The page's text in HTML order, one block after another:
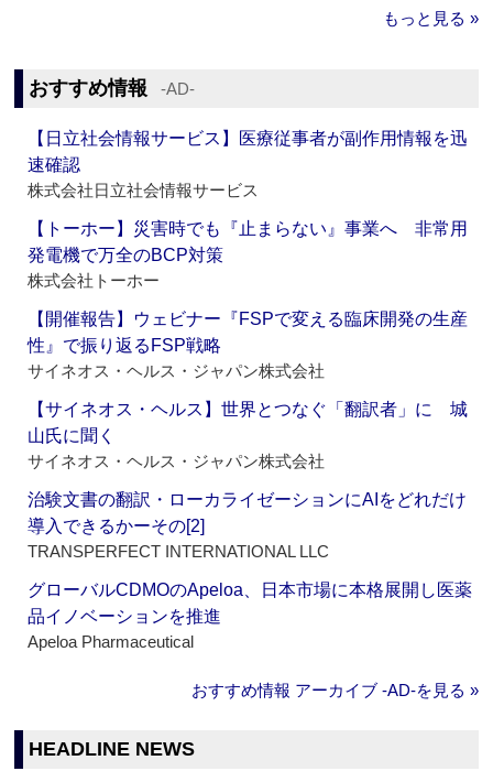
もっと見る »
おすすめ情報 ‐AD‐
【日立社会情報サービス】医療従事者が副作用情報を迅
速確認
株式会社日立社会情報サービス
【トーホー】災害時でも『止まらない』事業へ 非常用
発電機で万全のBCP対策
株式会社トーホー
【開催報告】ウェビナー『FSPで変える臨床開発の生産
性』で振り返るFSP戦略
サイネオス・ヘルス・ジャパン株式会社
【サイネオス・ヘルス】世界とつなぐ「翻訳者」に 城
山氏に聞く
サイネオス・ヘルス・ジャパン株式会社
治験文書の翻訳・ローカライゼーションにAIをどれだけ
導入できるかーその[2]
TRANSPERFECT INTERNATIONAL LLC
グローバルCDMOのApeloa、日本市場に本格展開し医薬
品イノベーションを推進
Apeloa Pharmaceutical
おすすめ情報 アーカイブ ‐AD‐を見る »
HEADLINE NEWS